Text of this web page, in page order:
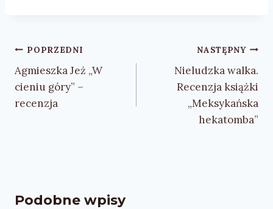
Nawigacja
wpisu
POPRZEDNI
Agmieszka Jeż „W
cieniu góry” –
recenzja
NASTĘPNY
Nieludzka walka.
Recenzja książki
„Meksykańska
hekatomba”
Podobne wpisy